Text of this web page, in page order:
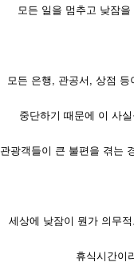
모든 일을 멈추고 낮잠을
모든 은행, 관공서, 상점 등
중단하기 때문에 이 사
관광객들이 큰 불편을 겪는
세상에 낮잠이 뭔가 의무
휴식시간이